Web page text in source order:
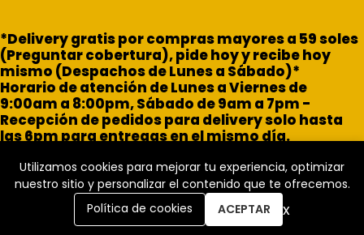
*Delivery gratis por compras mayores a 59 soles
(Preguntar cobertura), pide hoy y recibe hoy
mismo (Despachos de Lunes a Sábado)*
Horario de atención de Lunes a Viernes de
9:00am a 8:00pm, Sábado de 9am a 7pm -
Recepción de pedidos para delivery solo hasta
las 6pm para entregas en el mismo día.
Brisa Pet Shop © 2026
Creado porBsale
Utilizamos cookies para mejorar tu experiencia, optimizar
nuestro sitio y personalizar el contenido que te ofrecemos.
Política de cookies
ACEPTAR x